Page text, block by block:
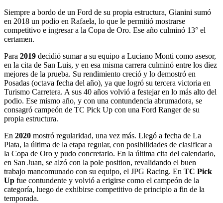
Siempre a bordo de un Ford de su propia estructura, Gianini sumó
en 2018 un podio en Rafaela, lo que le permitió mostrarse
competitivo e ingresar a la Copa de Oro. Ese año culminó 13° el
certamen.
Para 2019 decidió sumar a su equipo a Luciano Monti como asesor,
en la cita de San Luis, y en esa misma carrera culminó entre los diez
mejores de la prueba. Su rendimiento creció y lo demostró en
Posadas (octava fecha del año), ya que logró su tercera victoria en
Turismo Carretera. A sus 40 años volvió a festejar en lo más alto del
podio. Ese mismo año, y con una contundencia abrumadora, se
consagró campeón de TC Pick Up con una Ford Ranger de su
propia estructura.
En 2020 mostró regularidad, una vez más. Llegó a fecha de La
Plata, la última de la etapa regular, con posibilidades de clasificar a
la Copa de Oro y pudo concretarlo. En la última cita del calendario,
en San Juan, se alzó con la pole position, revalidando el buen
trabajo mancomunado con su equipo, el JPG Racing. En TC Pick
Up fue contundente y volvió a erigirse como el campeón de la
categoría, luego de exhibirse competitivo de principio a fin de la
temporada.